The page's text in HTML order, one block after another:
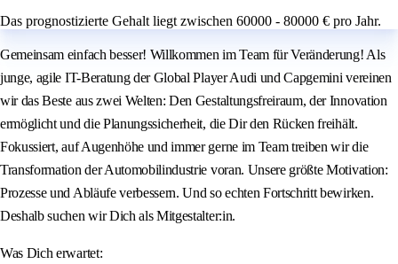
Das prognostizierte Gehalt liegt zwischen 60000 - 80000 € pro Jahr.
Gemeinsam einfach besser! Willkommen im Team für Veränderung! Als
junge, agile IT-Beratung der Global Player Audi und Capgemini vereinen
wir das Beste aus zwei Welten: Den Gestaltungsfreiraum, der Innovation
ermöglicht und die Planungssicherheit, die Dir den Rücken freihält.
Fokussiert, auf Augenhöhe und immer gerne im Team treiben wir die
Transformation der Automobilindustrie voran. Unsere größte Motivation:
Prozesse und Abläufe verbessern. Und so echten Fortschritt bewirken.
Deshalb suchen wir Dich als Mitgestalter:in.
Was Dich erwartet: